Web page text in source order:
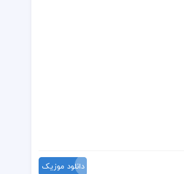
دانلود موزیک